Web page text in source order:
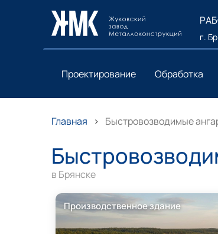
г.
Проектирование Обработка
Главная Быстровозводимые
в Брянске
Производственное здание